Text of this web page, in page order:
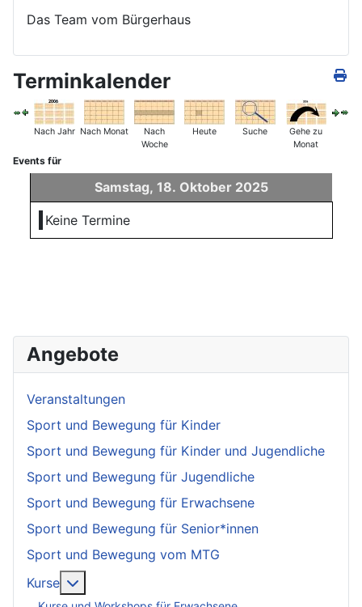
Das Team vom Bürgerhaus
Terminkalender
Nach Jahr Nach Monat
Nach
Woche
Heute Suche
Gehe zu
Monat
Events für
Samstag, 18. Oktober 2025
Keine Termine
Angebote
Veranstaltungen
Sport und Bewegung für Kinder
Sport und Bewegung für Kinder und Jugendliche
Sport und Bewegung für Jugendliche
Sport und Bewegung für Erwachsene
Sport und Bewegung für Senior*innen
Sport und Bewegung vom MTG
Kurse